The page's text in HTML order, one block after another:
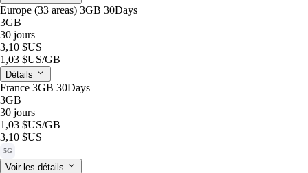
Europe (33 areas) 3GB 30Days
3GB
30 jours
3,10 $US
1,03 $US/GB
Détails
France 3GB 30Days
3GB
30 jours
1,03 $US/GB
3,10 $US
5G
Voir les détails